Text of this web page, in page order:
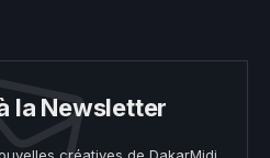
la Newsletter
créatives de DakarMidi